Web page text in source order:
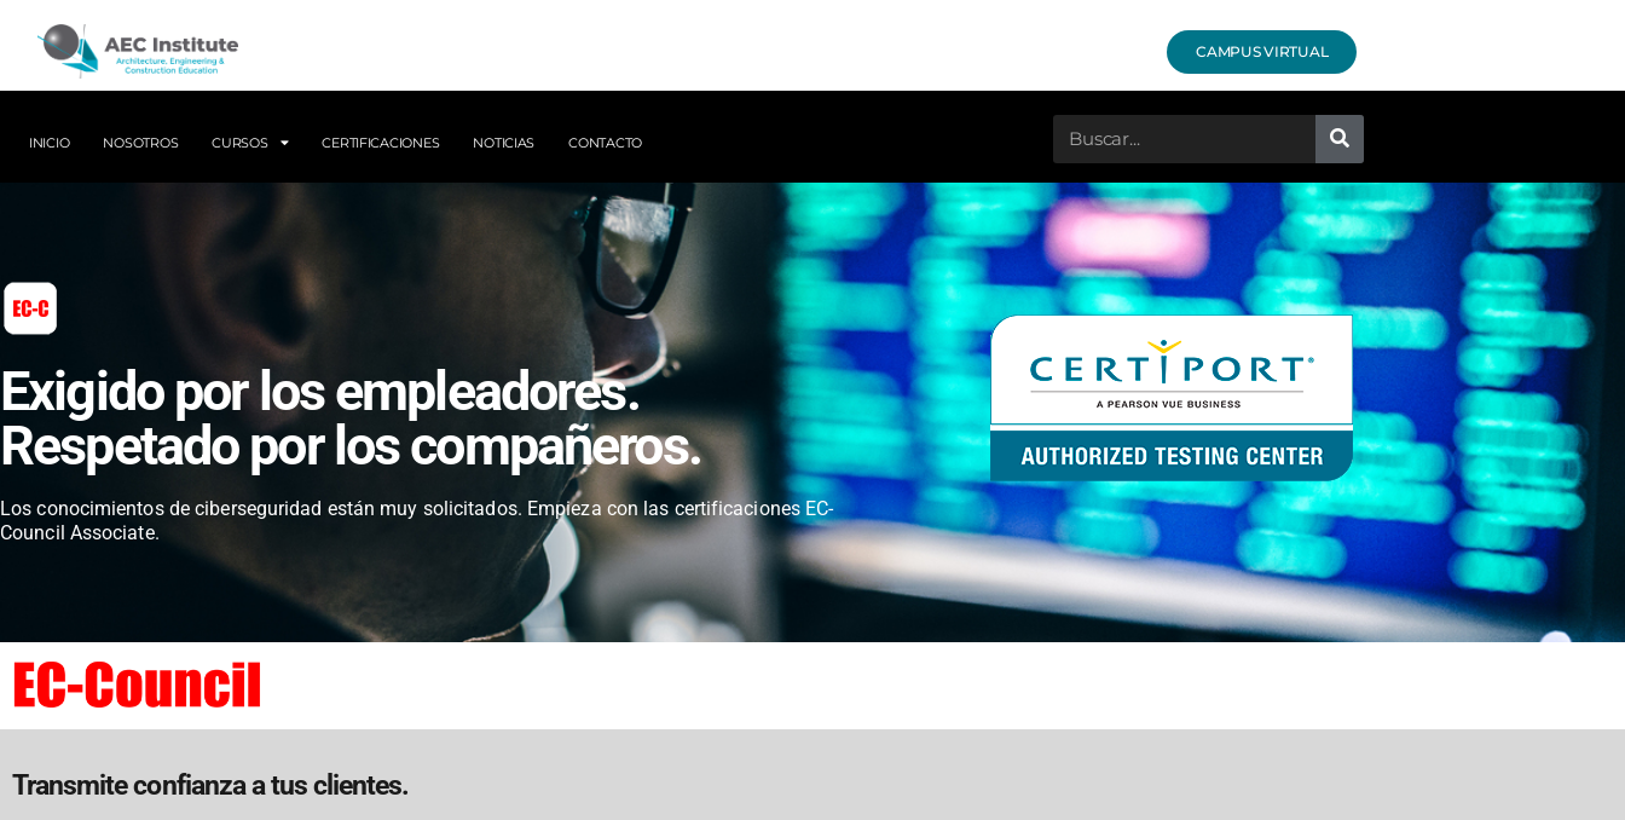
CAMPUS VIRTUAL
INICIO NOSOTROS CURSOS CERTIFICACIONES NOTICIAS CONTACTO
Exigido por los empleadores.
Respetado por los compañeros.
Los conocimientos de ciberseguridad están muy solicitados. Empieza con las certificaciones EC-
Council Associate.
Transmite confianza a tus clientes.